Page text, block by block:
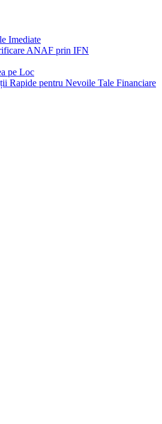
Imediate
ANAF prin IFN
pe Loc
Rapide pentru Nevoile Tale Financiare